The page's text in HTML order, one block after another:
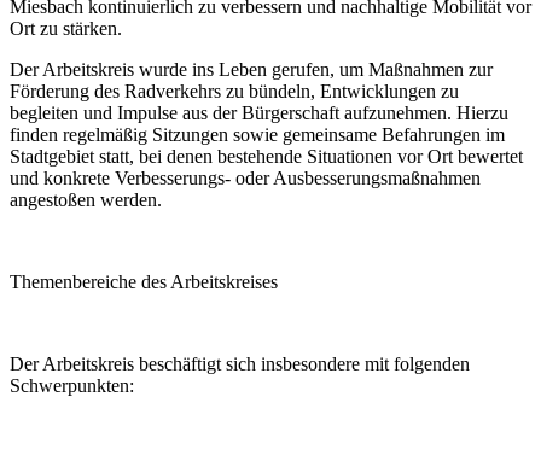
Miesbach kontinuierlich zu verbessern und nachhaltige Mobilität vor
Ort zu stärken.
Der Arbeitskreis wurde ins Leben gerufen, um Maßnahmen zur
Förderung des Radverkehrs zu bündeln, Entwicklungen zu
begleiten und Impulse aus der Bürgerschaft aufzunehmen. Hierzu
finden regelmäßig Sitzungen sowie gemeinsame Befahrungen im
Stadtgebiet statt, bei denen bestehende Situationen vor Ort bewertet
und konkrete Verbesserungs- oder Ausbesserungsmaßnahmen
angestoßen werden.
Themenbereiche des Arbeitskreises
Der Arbeitskreis beschäftigt sich insbesondere mit folgenden
Schwerpunkten: